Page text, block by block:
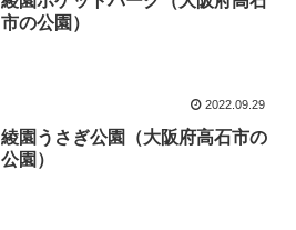
市の公園）
2022.09.29
綾園うさぎ公園（大阪府高石市の
公園）